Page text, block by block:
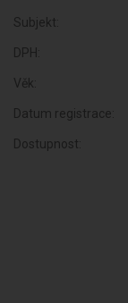
Subjekt:
DPH:
Věk:
Datum registrace:
Dostupnost: